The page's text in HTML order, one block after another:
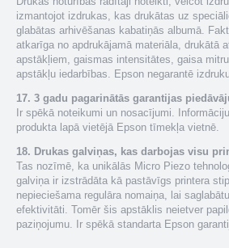
izmantojot izdrukas, kas drukātas uz
glabātas arhivēšanas kabatiņās albumā.
atkarīga no apdrukājamā materiāla, drukātā
apstākļiem, gaismas intensitātes, gaisa
apstākļu iedarbības. Epson negarantē
17. 3 gadu pagarinātās garantijas
Ir spēkā noteikumi un nosacījumi.
produkta lapā vietējā Epson tīmekļa vietnē.
18. Drukas galviņas, kas darbojas visu
Tas nozīmē, ka unikālās Micro Piezo
galviņa ir izstrādāta kā pastāvīgs printera
nepieciešama regulāra nomaiņa, lai
efektivitāti. Tomēr šis apstāklis neietver
paziņojumu. Ir spēkā standarta Epson